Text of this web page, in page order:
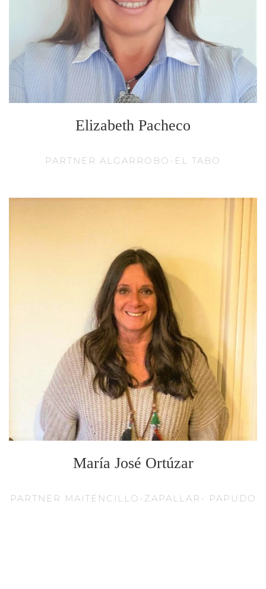
Elizabeth Pacheco
PARTNER ALGARROBO-EL TABO
María José Ortúzar
PARTNER MAITENCILLO-ZAPALLAR- PAPUDO